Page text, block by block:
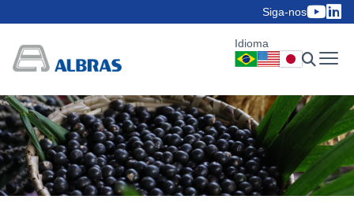
Siga-nos
Idioma